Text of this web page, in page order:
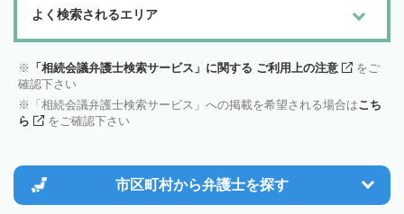
よく検索されるエリア
「相続会議弁護士検索サービス」に関する ご利用上の注意
をご
確認下さい
「相続会議弁護士検索サービス」への掲載を希望される場合はこち
ら
をご確認下さい
市区町村から弁護士を探す